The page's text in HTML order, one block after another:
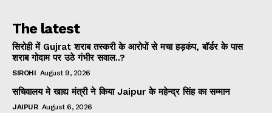
The latest
सिरोही में Gujrat शराब तस्करी के आरोपों से मचा हड़कंप, बॉर्डर के पास
शराब गोदाम पर उठे गंभीर सवाल..?
SIROHI August 9, 2026
सचिवालय मे खाद्य मंत्री ने किया Jaipur के महेन्द्र सिंह का सम्मान
JAIPUR August 6, 2026